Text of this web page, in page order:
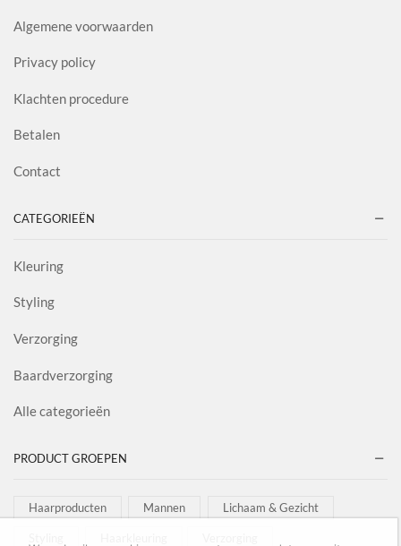
Algemene voorwaarden
Privacy policy
Klachten procedure
Betalen
Contact
CATEGORIEËN
Kleuring
Styling
Verzorging
Baardverzorging
Alle categorieën
PRODUCT GROEPEN
Haarproducten Mannen Lichaam & Gezicht